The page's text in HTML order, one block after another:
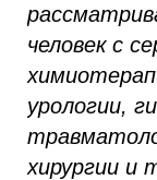
человек с
урологии,
хирургии и